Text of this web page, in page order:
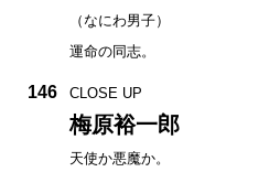
（なにわ男子）
運命の同志。
146 CLOSE UP
梅原裕一郎
天使か悪魔か。